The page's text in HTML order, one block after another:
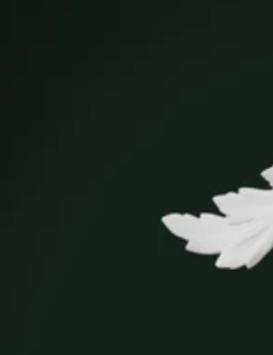
подчеркнуть вертикаль
обрамления,
декор панелей (